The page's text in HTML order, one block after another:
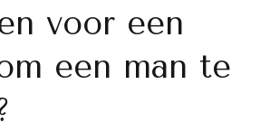
voor een
een man te